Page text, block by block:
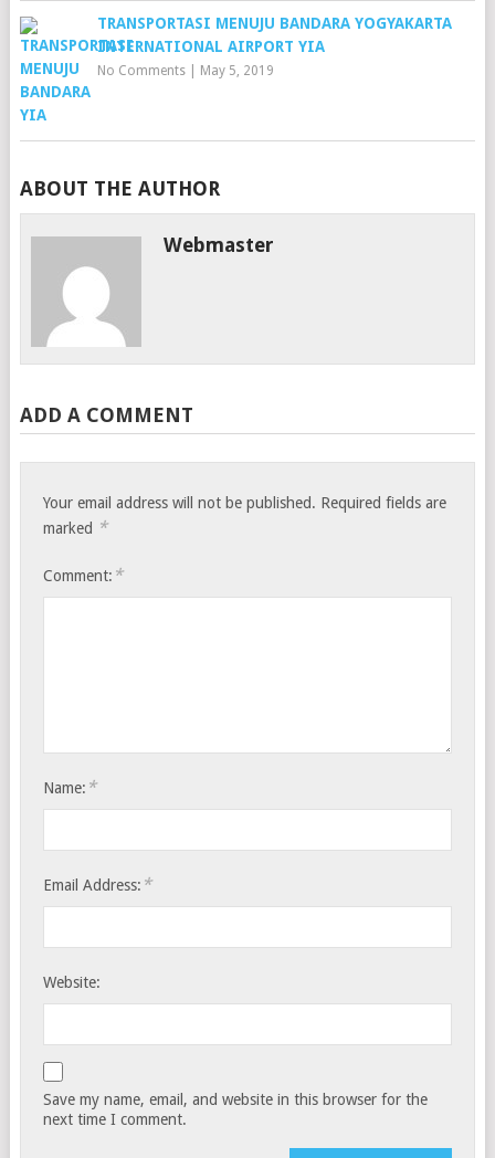
TRANSPORTASI MENUJU BANDARA YOGYAKARTA
INTERNATIONAL AIRPORT YIA
No Comments| May 5, 2019
ABOUT THE AUTHOR
Webmaster
ADD A COMMENT
Your email address will not be published. Required fields are
marked *
Comment: *
Name: *
Email Address: *
Website:
Save my name, email, and website in this browser for the
next time I comment.